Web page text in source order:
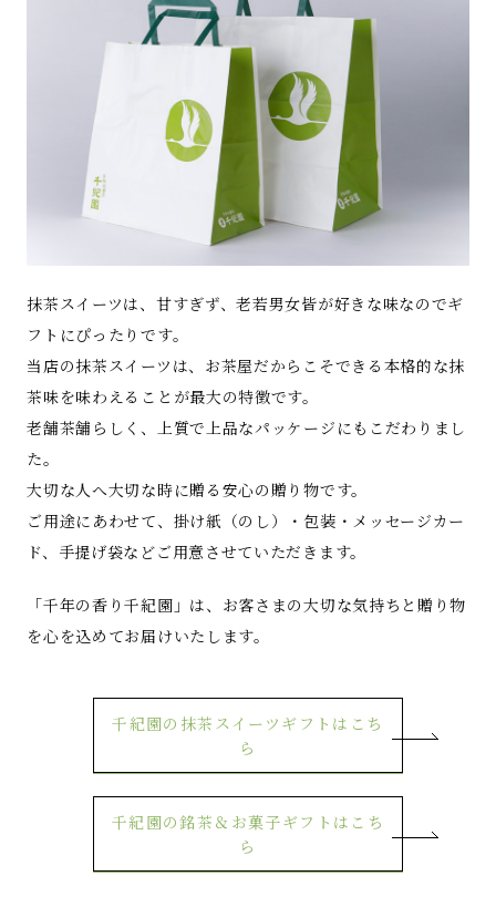
抹茶スイーツは、甘すぎず、老若男女皆が好きな味なのでギ
フトにぴったりです。
当店の抹茶スイーツは、お茶屋だからこそできる本格的な抹
茶味を味わえることが最大の特徴です。
老舗茶舗らしく、上質で上品なパッケージにもこだわりまし
た。
大切な人へ大切な時に贈る安心の贈り物です。
ご用途にあわせて、掛け紙（のし）・包装・メッセージカー
ド、手提げ袋などご用意させていただきます。
「千年の香り千紀園」は、お客さまの大切な気持ちと贈り物
を心を込めてお届けいたします。
千紀園の抹茶スイーツギフトはこち
ら
千紀園の銘茶＆お菓子ギフトはこち
ら